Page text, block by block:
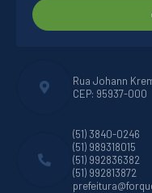
Rua Johann
CEP: 95937-000
(51) 3840-0246
(51) 989318015
(51) 992836382
(51) 992813872